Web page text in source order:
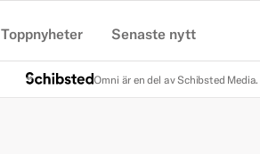
Toppnyheter Senaste nytt
Omni är en del av Schibsted Media.